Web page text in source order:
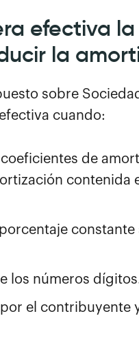
efectiva la
la
sobre
cuando:
de
contenida
constante
los números
el contribuyente